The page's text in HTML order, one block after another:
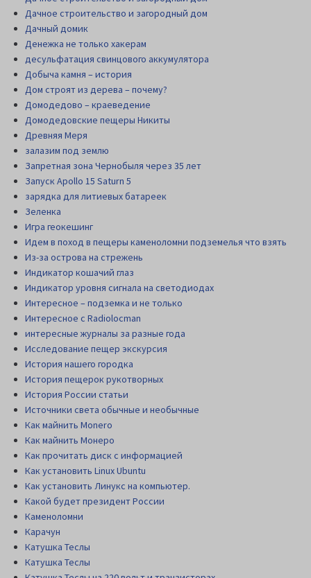
Дачное строительство и загородный дом
Дачный домик
Денежка не только хакерам
десульфатация свинцового аккумулятора
Добыча камня – история
Дом строят из дерева – почему?
Домодедово – краеведение
Домодедовские пещеры Никиты
Древняя Меря
залазим под землю
Запретная зона Чернобыля через 35 лет
Запуск Apollo 15 Saturn 5
зарядка для литиевых батареек
Зеленка
Игра геокешинг
Идем в поход в пещеры каменоломни подземелья что взять
Из-за острова на стрежень
Индикатор кошачий глаз
Индикатор уровня сигнала на светодиодах
Интересное – подземка и не только
Интересное с Radiolocman
интересные журналы за разные года
Исследование пещер экскурсия
История нашего городка
История пещерок рукотворных
История России статьи
Источники света обычные и необычные
Как майнить Monero
Как майнить Монеро
Как прочитать диск c информацией
Как установить Linux Ubuntu
Как установить Линукс на компьютер.
Какой будет президент России
Каменоломни
Карачун
Катушка Теслы
Катушка Теслы